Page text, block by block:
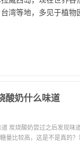
湾等地，多见于植物
酸奶什么味道
炭烧酸奶尝过之后发现味
量比较高，这是不是真的